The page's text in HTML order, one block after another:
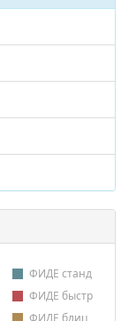
ФИДЕ станд
ФИДЕ быстр
ФИДЕ блиц